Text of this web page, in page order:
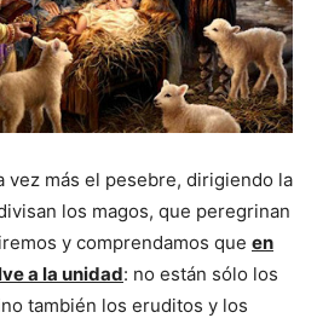
vez más el pesebre, dirigiendo la
los magos, que peregrinan
y comprendamos que en
a la unidad: no están sólo los
también los eruditos y los